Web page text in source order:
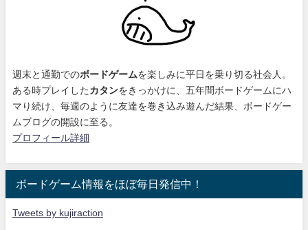
週末と通勤でのボードゲームを楽しみに平日を乗り切る社会人。
ある時プレイした カタンをきっかけに、 五年間ボードゲームにハ
マり続け 、毎週のように友達を巻き込み遊んだ結果、ボードゲー
ムブログの開設に至る。
プロフィール詳細
ボードゲーム情報をほぼ毎日発信中！
Tweets by kujiraction